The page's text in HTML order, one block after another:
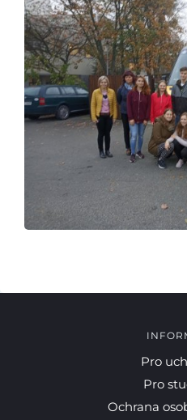
Pro
Pro
Ochrana